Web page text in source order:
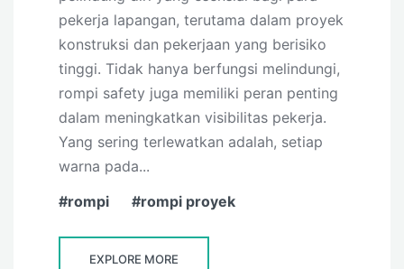
pekerja lapangan, terutama dalam proyek
konstruksi dan pekerjaan yang berisiko
tinggi. Tidak hanya berfungsi melindungi,
rompi safety juga memiliki peran penting
dalam meningkatkan visibilitas pekerja.
Yang sering terlewatkan adalah, setiap
warna pada...
rompi
rompi proyek
EXPLORE MORE